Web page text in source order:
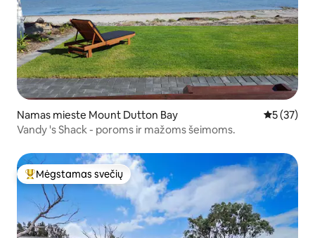
Namas mieste Mount Dutton Bay Vidutinis
5 (37)
Vandy 's Shack - poroms ir mažoms šeimoms.
Svečių mėgstamiausias
Mėgstamas svečių